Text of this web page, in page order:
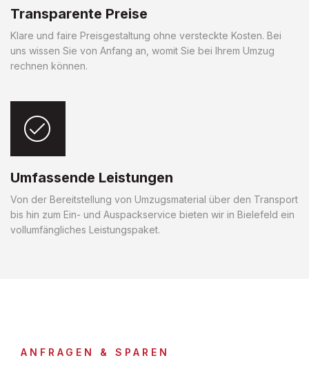
Transparente Preise
Klare und faire Preisgestaltung ohne versteckte Kosten. Bei
uns wissen Sie von Anfang an, womit Sie bei Ihrem Umzug
rechnen können.
Umfassende Leistungen
Von der Bereitstellung von Umzugsmaterial über den Transport
bis hin zum Ein- und Auspackservice bieten wir in Bielefeld ein
vollumfängliches Leistungspaket.
ANFRAGEN & SPAREN